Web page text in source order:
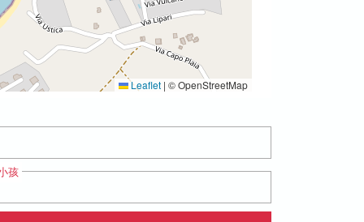
Leaflet | © OpenStreetMap
孩